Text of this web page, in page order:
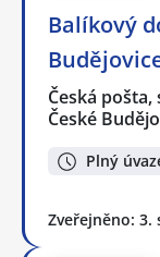
Balíkový
Česká pošta,
České
Plný
Zveřejněno: 3.